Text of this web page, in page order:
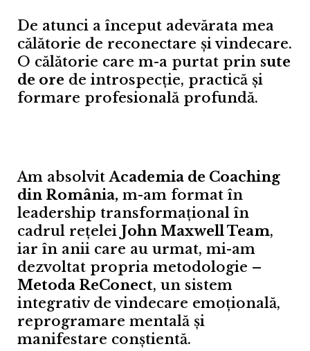
De atunci a început adevărata mea
călătorie de reconectare și vindecare.
O călătorie care m-a purtat prin sute
de ore de introspecție, practică și
formare profesională profundă.
Am absolvitAcademia de Coaching
din România, m-am format în
leadership transformațional în
cadrul rețelei John Maxwell Team,
iar în anii care au urmat, mi-am
dezvoltat propria metodologie –
Metoda ReConect, un sistem
integrativ de vindecare emoțională,
reprogramare mentală și
manifestare conștientă.